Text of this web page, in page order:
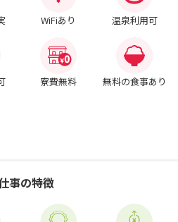
WiFiあり 温泉利用可
寮費無料 無料の食事あり
事の特徴